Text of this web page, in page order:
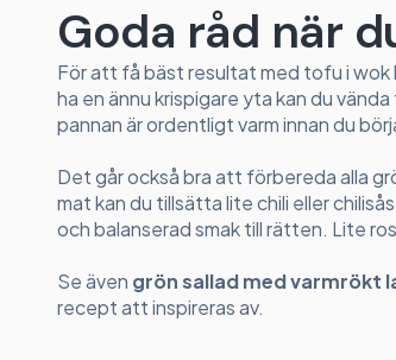
Goda råd när
För att få bäst resultat med tofu i wok
ha en ännu krispigare yta kan du
pannan är ordentligt varm innan du
Det går också bra att förbereda alla
mat kan du tillsätta lite chili eller
och balanserad smak till rätten. Lite
Se även grön sallad med varmrökt
recept att inspireras av.